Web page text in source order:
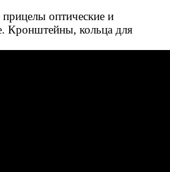
оптические и
Кронштейны, кольца для